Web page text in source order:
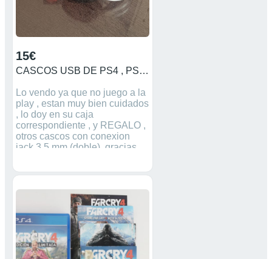
15€
CASCOS USB DE PS4 , PS3 O PS5
Lo vendo ya que no juego a la
play , estan muy bien cuidados
, lo doy en su caja
correspondiente , y REGALO ,
otros cascos con conexion
jack 3.5 mm (doble), gracias.